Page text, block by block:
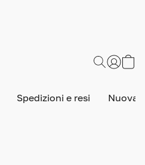
Spedizioni e resi Nuova